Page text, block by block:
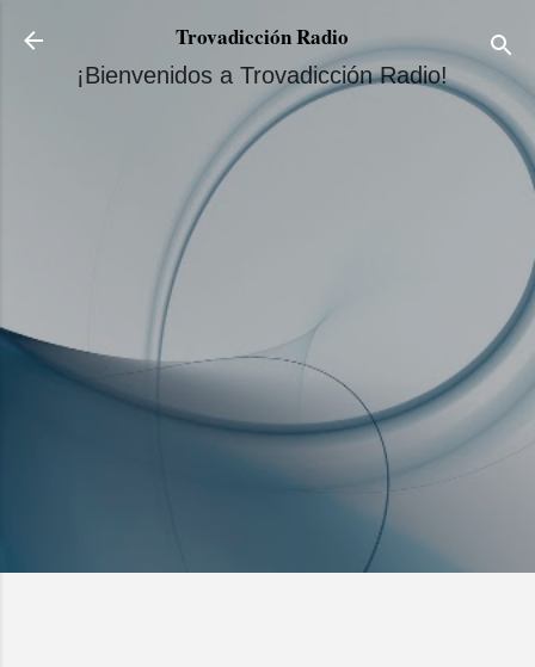
Ir al contenido principal
Trovadicción Radio
¡Bienvenidos a Trovadicción Radio!